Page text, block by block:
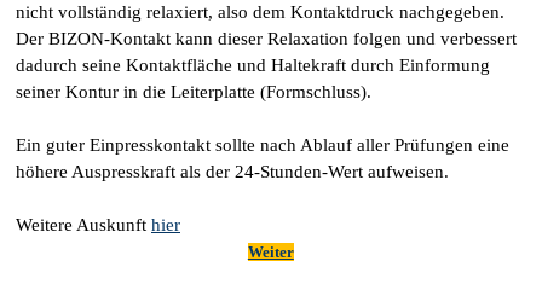
nicht vollständig relaxiert, also dem Kontaktdruck nachgegeben.
Der BIZON-Kontakt kann dieser Relaxation folgen und verbessert
dadurch seine Kontaktfläche und Haltekraft durch Einformung
seiner Kontur in die Leiterplatte (Formschluss).
Ein guter Einpresskontakt sollte nach Ablauf aller Prüfungen eine
höhere Auspresskraft als der 24-Stunden-Wert aufweisen.
Weitere Auskunft hier
Weiter